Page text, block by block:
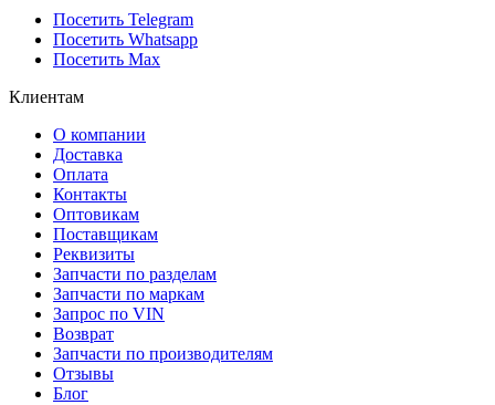
Посетить Telegram
Посетить Whatsapp
Посетить Max
Клиентам
О компании
Доставка
Оплата
Контакты
Оптовикам
Поставщикам
Реквизиты
Запчасти по разделам
Запчасти по маркам
Запрос по VIN
Возврат
Запчасти по производителям
Отзывы
Блог